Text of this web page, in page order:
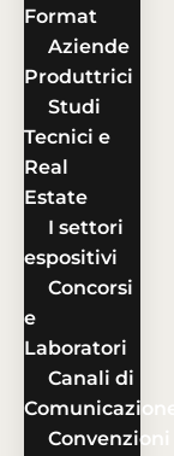
Format
Aziende
Produttrici
Studi
Tecnici e
Real
Estate
I settori
espositivi
Concorsi
e
Laboratori
Canali di
Comunicazione
Convenzioni